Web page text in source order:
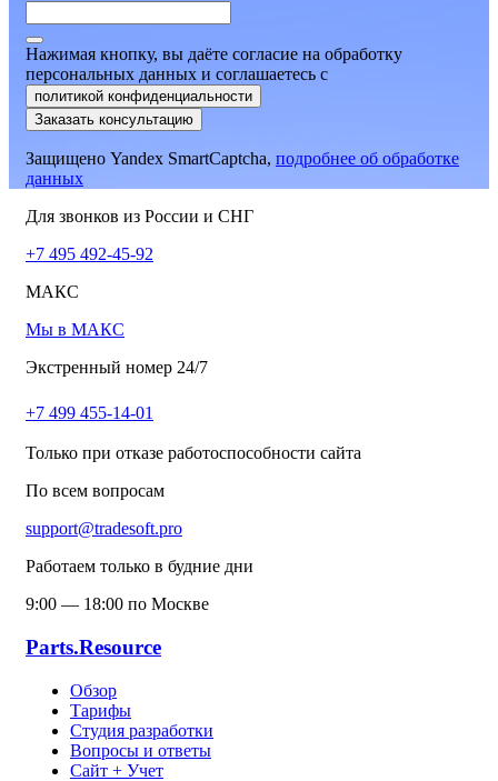
Нажимая кнопку, вы даёте согласие на обработку
персональных данных и соглашаетесь c
политикой конфиденциальности
Заказать консультацию
Защищено Yandex SmartCaptcha, подробнее об обработке
данных
Для звонков из России и СНГ
+7 495 492-45-92
МАКС
Мы в МАКС
Экстренный номер 24/7
+7 499 455-14-01
Только при отказе работоспособности сайта
По всем вопросам
support@tradesoft.pro
Работаем только в будние дни
9:00 — 18:00 по Москве
Parts.Resource
Обзор
Тарифы
Студия разработки
Вопросы и ответы
Сайт + Учет